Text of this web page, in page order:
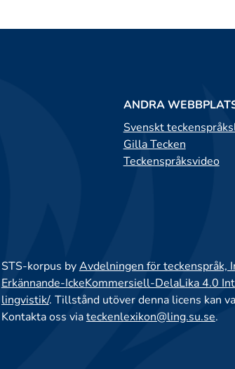
ANDRA
Svenskt
Gilla Tecken
Teckenspråksvideo
STS-korpus byAvdelningen för
Erkännande-IckeKommersiell-DelaLika 4.0
lingvistik/. Tillstånd utöver denna licens kan
Kontakta oss viateckenlexikon@ling.su.se.